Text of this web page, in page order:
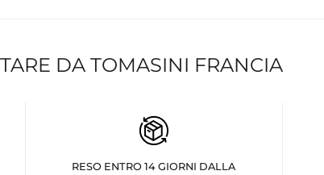
DA TOMASINI FRANCIA
RESO ENTRO 14 GIORNI DALLA